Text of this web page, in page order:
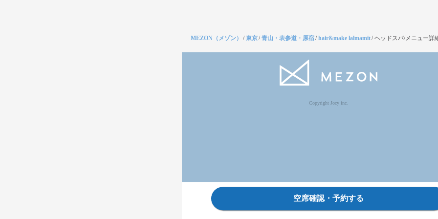
MEZON（メゾン） /東京/青山・表参道・原宿/hair&make lalmamit/ヘッドスパ/メニュー詳
Copyright Jocy inc.
空席確認・予約する